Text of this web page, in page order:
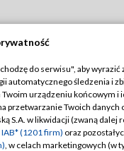
TVP
Regulamin TVP
Polityka prywatności
do serwisu", aby wyrazić
automatycznego śledzenia i
urządzeniu końcowym i
przetwarzanie Twoich danych
S.A. w likwidacji (zwaną dalej
(1201 firm) oraz
, w celach marketingowych (w